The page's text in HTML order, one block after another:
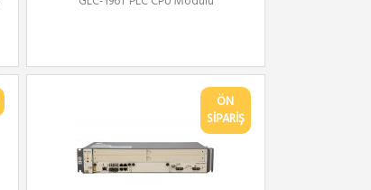
ÖN
SİPARİŞ